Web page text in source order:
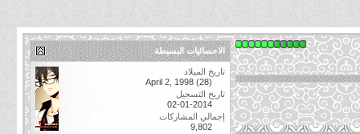
الاحصائيات البسيطة
تاريخ الميلاد
April 2, 1998 (28)
تاريخ التسجيل
02-01-2014
إجمالي المشاركات
9,802